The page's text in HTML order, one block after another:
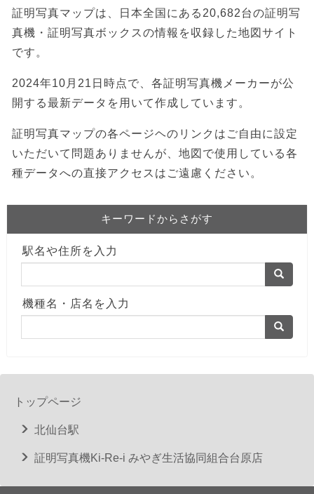
証明写真マップは、日本全国にある20,682台の証明写
真機・証明写真ボックスの情報を収録した地図サイト
です。
2024年10月21日時点で、各証明写真機メーカーが公
開する最新データを用いて作成しています。
証明写真マップの各ページヘのリンクはご自由に設定
いただいて問題ありませんが、地図で使用している各
種データへの直接アクセスはご遠慮ください。
キーワードからさがす
駅名や住所を入力
機種名・店名を入力
トップページ
北仙台駅
証明写真機Ki-Re-i みやぎ生活協同組合台原店